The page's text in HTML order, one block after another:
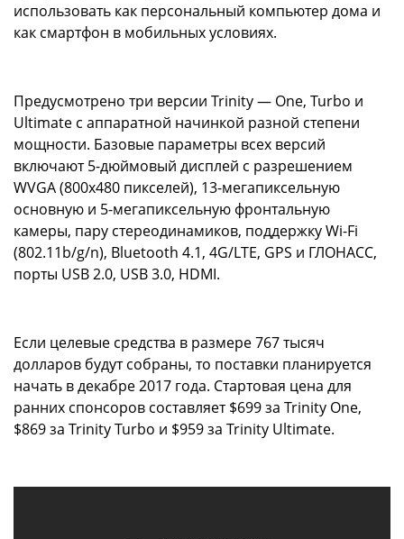
использовать как персональный компьютер дома и
как смартфон в мобильных условиях.
Предусмотрено три версии Trinity — One, Turbo и
Ultimate с аппаратной начинкой разной степени
мощности. Базовые параметры всех версий
включают 5-дюймовый дисплей с разрешением
WVGA (800x480 пикселей), 13-мегапиксельную
основную и 5-мегапиксельную фронтальную
камеры, пару стереодинамиков, поддержку Wi-Fi
(802.11b/g/n), Bluetooth 4.1, 4G/LTE, GPS и ГЛОНАСС,
порты USB 2.0, USB 3.0, HDMI.
Если целевые средства в размере 767 тысяч
долларов будут собраны, то поставки планируется
начать в декабре 2017 года. Стартовая цена для
ранних спонсоров составляет $699 за Trinity One,
$869 за Trinity Turbo и $959 за Trinity Ultimate.